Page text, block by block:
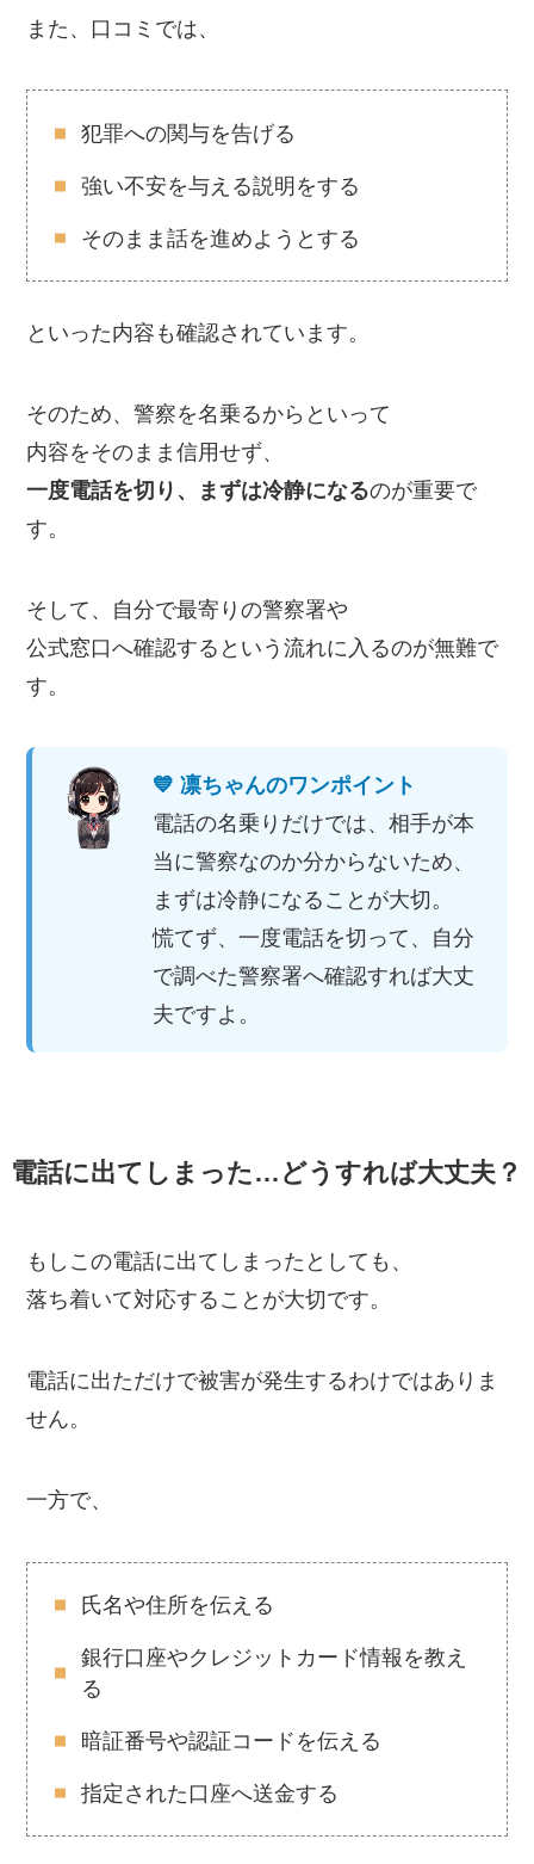
また、口コミでは、
犯罪への関与を告げる
強い不安を与える説明をする
そのまま話を進めようとする
といった内容も確認されています。
そのため、警察を名乗るからといって
内容をそのまま信用せず、
一度電話を切り、まずは冷静になるのが重要で
す。
そして、自分で最寄りの警察署や
公式窓口へ確認するという流れに入るのが無難で
す。
💙 凛ちゃんのワンポイント
電話の名乗りだけでは、相手が本
当に警察なのか分からないため、
まずは冷静になることが大切。
慌てず、一度電話を切って、自分
で調べた警察署へ確認すれば大丈
夫ですよ。
電話に出てしまった…どうすれば大丈夫？
もしこの電話に出てしまったとしても、
落ち着いて対応することが大切です。
電話に出ただけで被害が発生するわけではありま
せん。
一方で、
氏名や住所を伝える
銀行口座やクレジットカード情報を教え
る
暗証番号や認証コードを伝える
指定された口座へ送金する